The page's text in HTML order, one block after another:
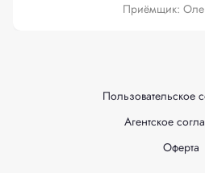
Приёмщик:
Пользовательское
Агентское
Оферта